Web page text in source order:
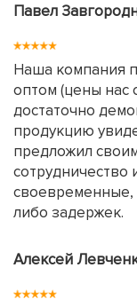
Павел
Наша компания
оптом (цены нас
достаточно
продукцию
предложил
сотрудничество
своевременные,
либо задержек.
Алексей